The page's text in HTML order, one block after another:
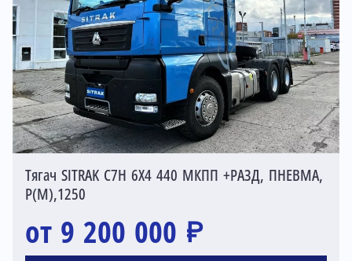
Тягач SITRAK C7H 6X4 440 МКПП +РАЗД, ПНЕВМА,
Р(М),1250
от 9 200 000 ₽